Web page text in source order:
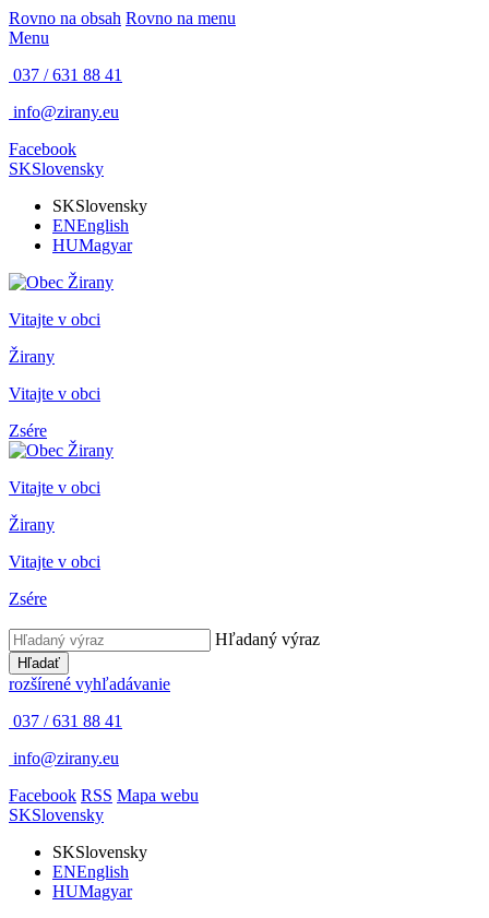
Rovno na obsah Rovno na menu
Menu
037 / 631 88 41
info@zirany.eu
Facebook
SKSlovensky
SKSlovensky
ENEnglish
HUMagyar
Vitajte v obci
Žirany
Vitajte v obci
Zsére
Vitajte v obci
Žirany
Vitajte v obci
Zsére
Hľadaný výraz
Hľadať
rozšírené vyhľadávanie
037 / 631 88 41
info@zirany.eu
Facebook RSS Mapa webu
SKSlovensky
SKSlovensky
ENEnglish
HUMagyar